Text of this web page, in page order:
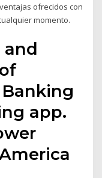
ofrecidos con
momento.
and
app.